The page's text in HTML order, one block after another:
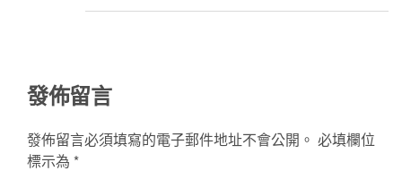
發佈留言
發佈留言必須填寫的電子郵件地址不會公開。 必填欄位
標示為 *